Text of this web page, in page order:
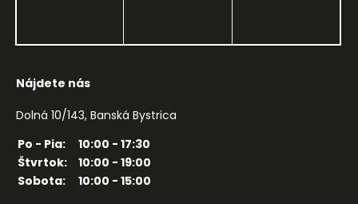
Nájdete nás
Dolná 10/143, Banská Bystrica
Po - Pia:
10:00 - 17:30
Štvrtok:
10:00 - 19:00
Sobota:
10:00 - 15:00